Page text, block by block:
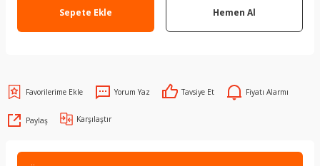
Sepete Ekle Hemen Al
Yorum Yaz Tavsiye Et Fiyatı Alarmı
Paylaş Karşılaştır